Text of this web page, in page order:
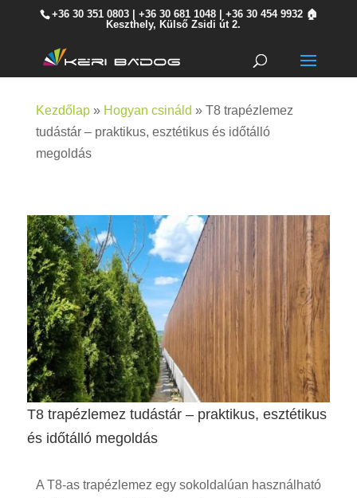
+36 30 351 0803| +36 30 681 1048| +36 30 454 9932🏠
Keszthely, Külső Zsidi út 2.
Kezdőlap» Hogyan csináld » T8 trapézlemez
tudástár – praktikus, esztétikus és időtálló
megoldás
T8 trapézlemez tudástár – praktikus, esztétikus
és időtálló megoldás
A T8-as trapézlemez egy sokoldalúan használható